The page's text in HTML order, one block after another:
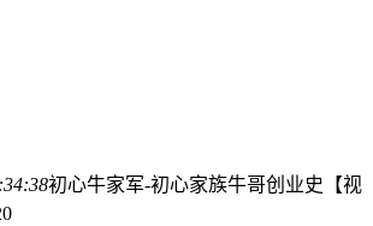
初心牛家军-初心家族牛哥创业史【视